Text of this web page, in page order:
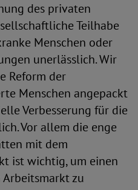
des privaten
Teilhabe
Menschen oder
unerlässlich. Wir
Reform der
Menschen angepackt
Verbesserung für die
Vor allem die enge
mit dem
ist wichtig, um einen
zu